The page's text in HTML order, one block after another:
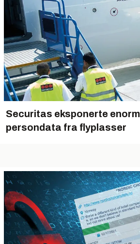
Securitas eksponerte
persondata fra flyplasser